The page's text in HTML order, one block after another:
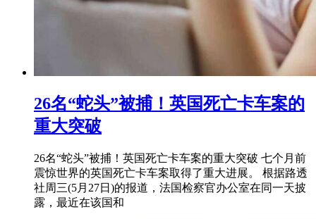
26名“蛇头”被捕！英国死亡卡车案的
重大突破
26名“蛇头”被捕！英国死亡卡车案的重大突破 七个月前
震惊世界的英国死亡卡车案取得了重大进展。 根据路透
社周三(5月27日)的报道，法国检察官办公室在同一天披
露，最近在该国和